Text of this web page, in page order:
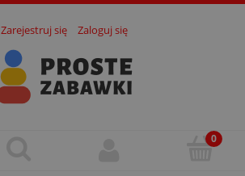
Zarejestruj się Zaloguj się